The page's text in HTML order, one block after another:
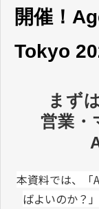
開催！
Tokyo
まず
営業・
本資料では、「
ばよいのか？